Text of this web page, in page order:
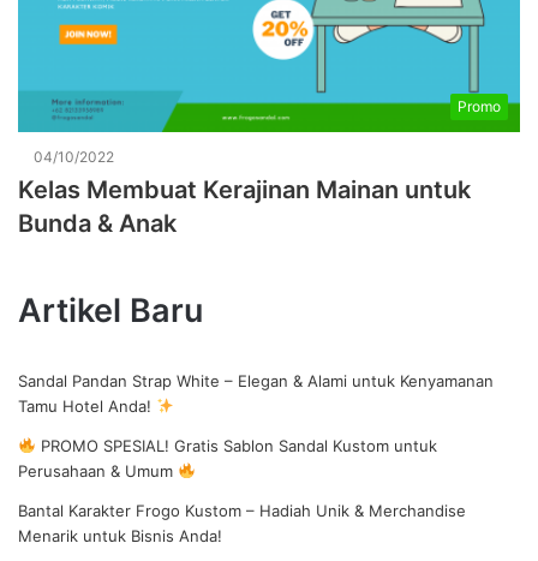
Promo
04/10/2022
Kelas Membuat Kerajinan Mainan untuk
Bunda & Anak
Artikel Baru
Sandal Pandan Strap White – Elegan & Alami untuk Kenyamanan
Tamu Hotel Anda!
PROMO SPESIAL! Gratis Sablon Sandal Kustom untuk
Perusahaan & Umum
Bantal Karakter Frogo Kustom – Hadiah Unik & Merchandise
Menarik untuk Bisnis Anda!